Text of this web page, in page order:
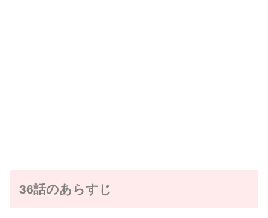
36話のあらすじ